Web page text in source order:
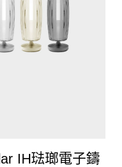
IH琺瑯電子鑄